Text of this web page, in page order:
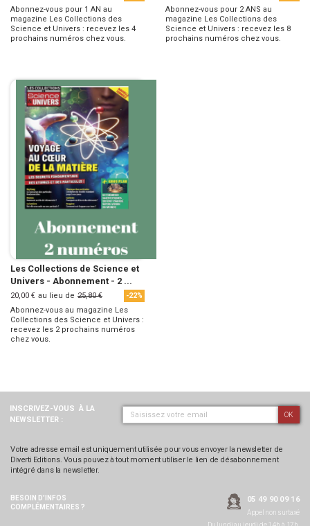
Abonnez-vous pour 1 AN au
magazine Les Collections des
Science et Univers : recevez les 4
prochains numéros chez vous.
Abonnez-vous pour 2 ANS au
magazine Les Collections des
Science et Univers : recevez les 8
prochains numéros chez vous.
Les Collections de Science et
Univers - Abonnement - 2 ...
20,00 € au lieu de 25,80 € -22%
Abonnez-vous au magazine Les
Collections des Science et Univers :
recevez les 2 prochains numéros
chez vous.
INSCRIVEZ-VOUS À LA
NEWSLETTER :
OK
Votre adresse email est uniquement utilisée pour vous envoyer la newsletter de
Diverti Editions. Vous pouvez à tout moment utiliser le lien de désabonnement
intégré dans la newsletter.
BESOIN D’INFOS
COMPLÉMENTAIRES ?
05 49 90 09 16
Appel non surtaxé